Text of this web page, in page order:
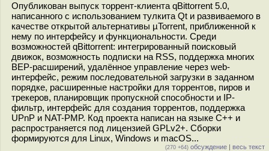
Опубликован выпуск торрент-клиента qBittorrent 5.0,
написанного с использованием тулкита Qt и развиваемого в
качестве открытой альтернативы µTorrent, приближенной к
нему по интерфейсу и функциональности. Среди
возможностей qBittorrent: интегрированный поисковый
движок, возможность подписки на RSS, поддержка многих
BEP-расширений, удалённое управление через web-
интерфейс, режим последовательной загрузки в заданном
порядке, расширенные настройки для торрентов, пиров и
трекеров, планировщик пропускной способности и IP-
фильтр, интерфейс для создания торрентов, поддержка
UPnP и NAT-PMP. Код проекта написан на языке С++ и
распространяется под лицензией GPLv2+. Сборки
формируются для Linux, Windows и macOS...
(270 +64) обсуждение | весь текст